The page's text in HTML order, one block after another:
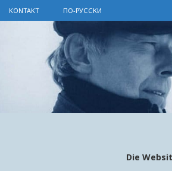
KONTAKT ПО-РУССКИ
Die